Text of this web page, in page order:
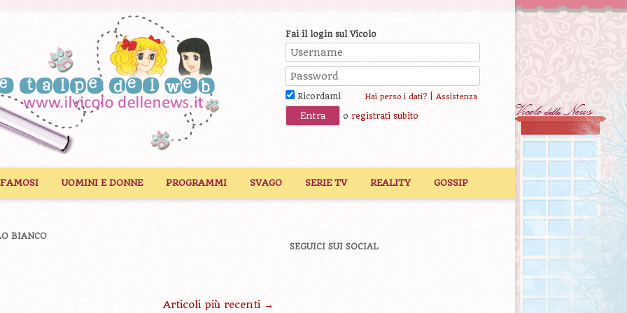
Fai il login sul Vicolo
Ricordami Hai perso i dati?| Assistenza
o registrati subito
UOMINI E DONNE PROGRAMMI SVAGO SERIE TV REALITY GOSSIP
BIANCO
Articoli più recenti →
SEGUICI SUI SOCIAL